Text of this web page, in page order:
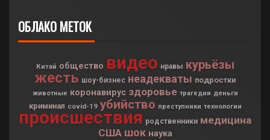
ОБЛАКО МЕТОК
Китай общество видео нравы курьёзы
жесть шоу-бизнес неадекваты подростки
животные коронавирус здоровье трагедии деньги
криминал covid-19 убийство преступники технологии
происшествия родственники медицина
США шок наука